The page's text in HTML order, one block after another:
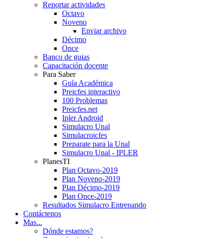
Reportar actividades
Octavo
Noveno
Enviar archivo
Décimo
Once
Banco de guias
Capacitación docente
Para Saber
Guía Académica
Preicfes interactivo
100 Problemas
Preicfes.net
Ipler Android
Simulacro Unal
Simulacroicfes
Preparate para la Unal
Simulacro Unal - IPLER
PlanesTI
Plan Octavo-2019
Plan Noveno-2019
Plan Décimo-2019
Plan Once-2019
Resultados Simulacro Entrenando
Contáctenos
Mas...
Dónde estamos?